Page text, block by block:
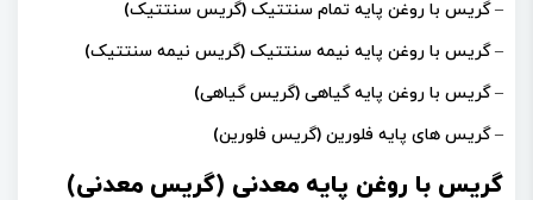
– گریس با روغن پایه تمام سنتتیک (گریس سنتتیک)
– گریس با روغن پایه نیمه سنتتیک (گریس نیمه سنتتیک)
– گریس با روغن پایه گیاهی (گریس گیاهی)
– گریس های پایه فلورین (گریس فلورین)
گریس با روغن پایه معدنی (گریس معدنی)